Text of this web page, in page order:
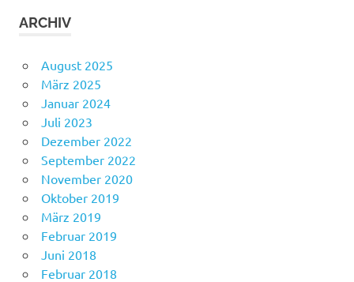
ARCHIV
August 2025
März 2025
Januar 2024
Juli 2023
Dezember 2022
September 2022
November 2020
Oktober 2019
März 2019
Februar 2019
Juni 2018
Februar 2018